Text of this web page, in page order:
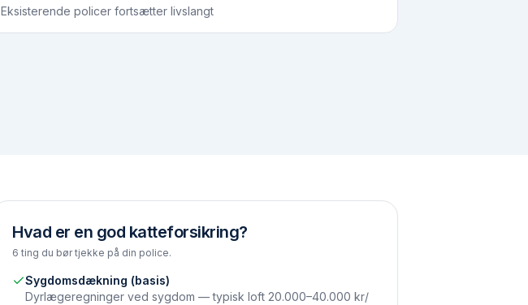
Eksisterende policer fortsætter livslangt
Hvad er en god katteforsikring?
6 ting du bør tjekke på din police.
Sygdomsdækning (basis)
Dyrlæge­regninger ved sygdom — typisk loft 20.000–40.000 kr/